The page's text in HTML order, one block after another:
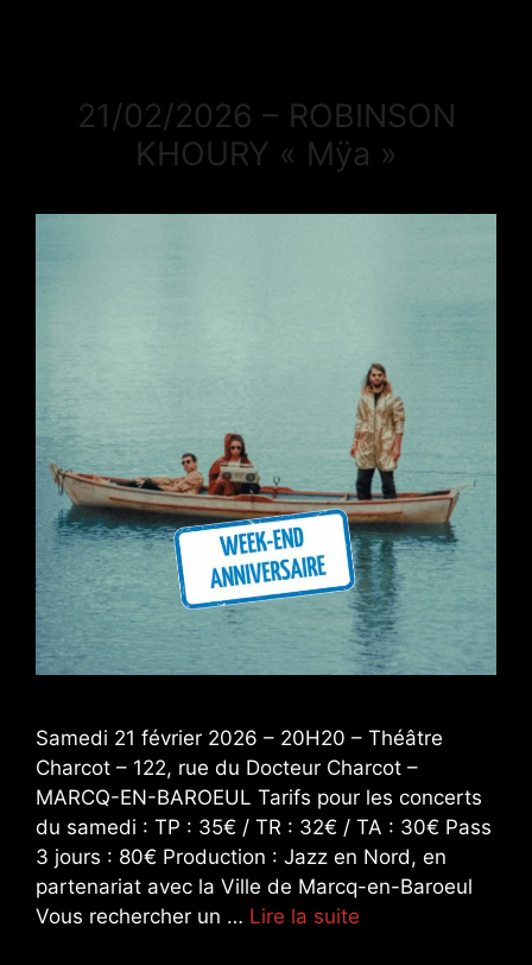
21/02/2026 – ROBINSON
KHOURY « Mÿa »
Samedi 21 février 2026 – 20H20 – Théâtre
Charcot – 122, rue du Docteur Charcot –
MARCQ-EN-BAROEUL Tarifs pour les concerts
du samedi : TP : 35€ / TR : 32€ / TA : 30€ Pass
3 jours : 80€ Production : Jazz en Nord, en
partenariat avec la Ville de Marcq-en-Baroeul
Vous rechercher un … Lire la suite